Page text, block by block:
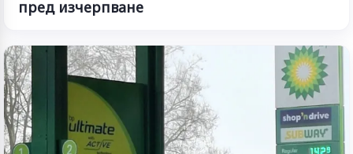
пред изчерпване